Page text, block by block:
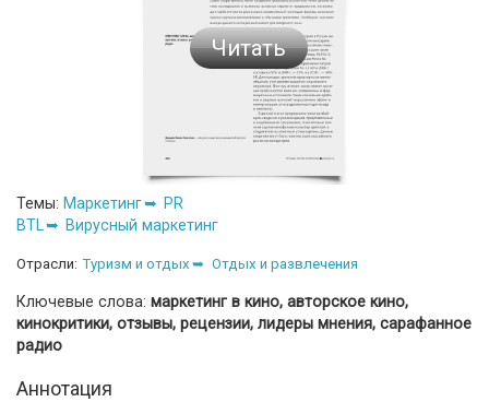
Читать
Темы: Маркетинг
PR
BTL
Вирусный маркетинг
Отрасли: Туризм и отдых Отдых и развлечения
Ключевые слова: маркетинг в кино, авторское кино,
кинокритики, отзывы, рецензии, лидеры мнения, сарафанное
радио
Аннотация